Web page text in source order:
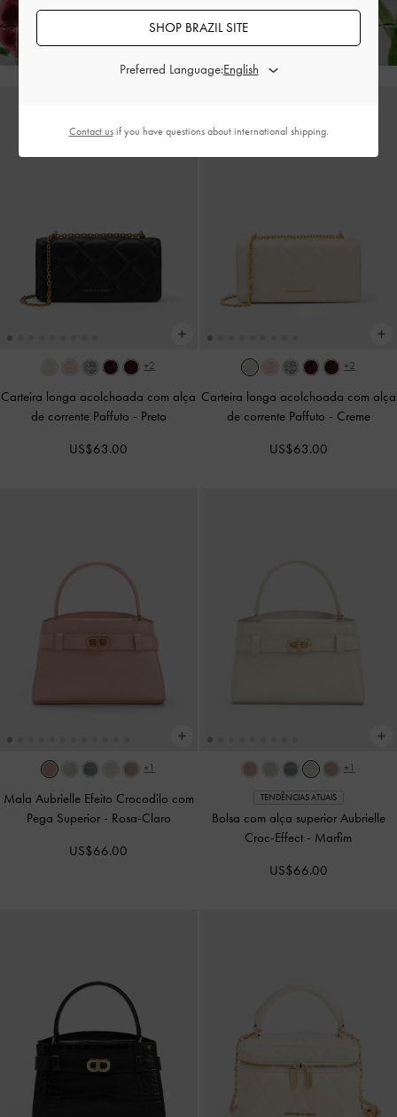
+2
Carteira longa acolchoada com alça
de corrente Paffuto - Preto
US$63.00
+2
Carteira longa acolchoada com alça
de corrente Paffuto - Creme
US$63.00
+1
Mala Aubrielle Efeito Crocodilo com
Pega Superior - Rosa-Claro
US$66.00
+1
TENDÊNCIAS ATUAIS
Bolsa com alça superior Aubrielle
Croc-Effect - Marfim
US$66.00
SHOP BRAZIL SITE
Preferred Language:
Contact usif you have questions about international shipping.